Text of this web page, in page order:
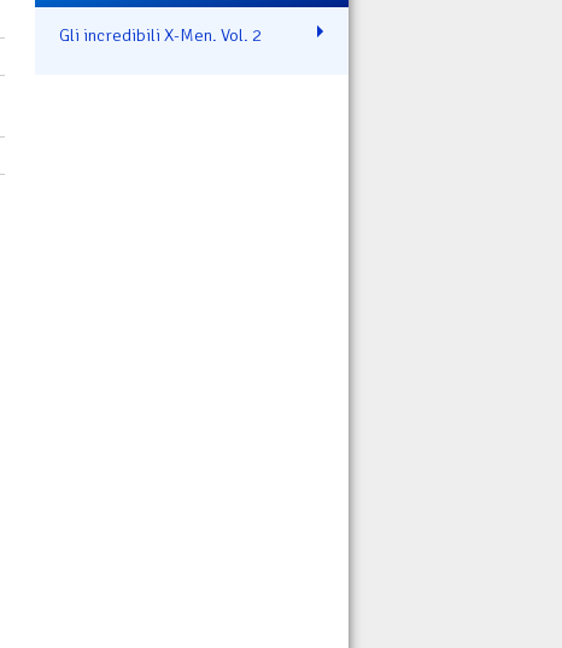
Gli incredibili X-Men. Vol. 2